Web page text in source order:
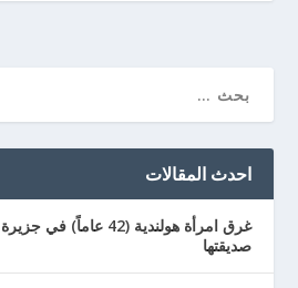
احدث المقالات
غرق امرأة هولندية (42
صديقتها